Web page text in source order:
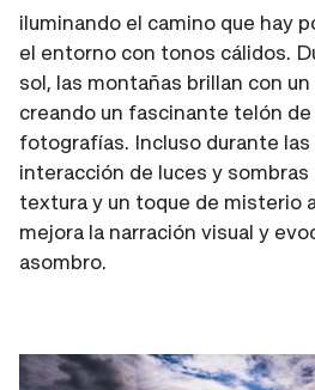
iluminando el camino que hay
el entorno con tonos cálidos.
sol, las montañas brillan con
creando un fascinante telón
fotografías. Incluso durante
interacción de luces y
textura y un toque de misterio
mejora la narración visual y
asombro.